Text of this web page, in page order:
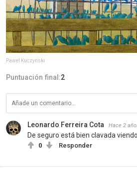
Pawel Kuczynski
Puntuación final:2
Leonardo Ferreira Cota Hace 2
De seguro está bien clavada
0 Responder